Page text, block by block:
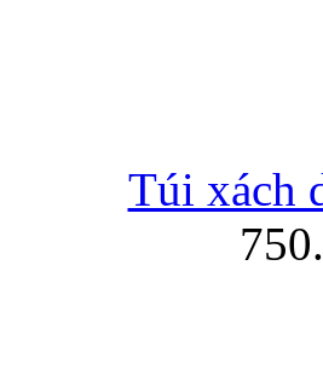
Túi xách